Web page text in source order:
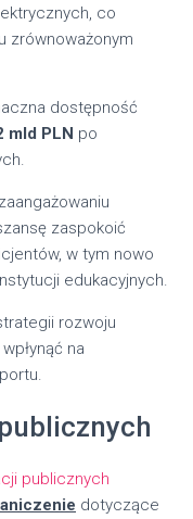
co
zrównoważonym
dostępność
mld PLN po
zaspokoić
w tym nowo
edukacyjnych.
rozwoju
na
publicznych
dotyczące